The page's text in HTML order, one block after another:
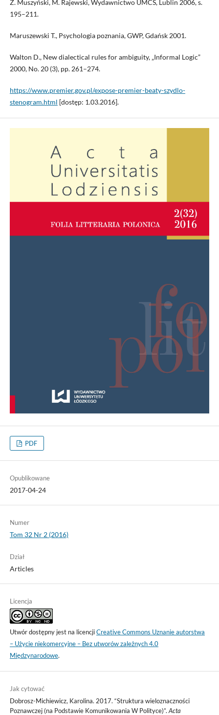
Z. Muszyński, M. Rajewski, Wydawnictwo UMCS, Lublin 2006, s.
195–211.
Maruszewski T., Psychologia poznania, GWP, Gdańsk 2001.
Walton D., New dialectical rules for ambiguity, „Informal Logic”
2000, No. 20 (3), pp. 261–274.
https://www.premier.gov.pl/expose-premier-beaty-szydlo-
stenogram.html [dostęp: 1.03.2016].
PDF
Opublikowane
2017-04-24
Numer
Tom 32 Nr 2 (2016)
Dział
Articles
Licencja
Utwór dostępny jest na licencjiCreative Commons Uznanie autorstwa
– Użycie niekomercyjne – Bez utworów zależnych 4.0
Międzynarodowe.
Jak cytować
Dobrosz-Michiewicz, Karolina. 2017. “Struktura wieloznaczności
Poznawczej (na Podstawie Komunikowania W Polityce)”. Acta